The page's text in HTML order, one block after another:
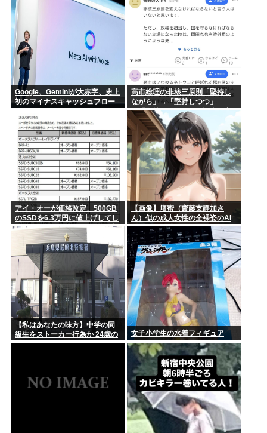
Google、Geminiが大赤字、史上
初のマイナスキャッシュフロー
高市総理の非核三原則「堅持し
ながら」→「堅持しつつ」
→「堅持しており」。記者が変
化を発見し追及
アイ・オーが価格改定、500GB
のSSDを6.3万円に値上げしてし
まう 元の値段3.4万からほぼ2倍
の地獄へ
【画像】壇蜜（齋藤支靜加さ
ん）似の成人女性の全裸姿のAI
イラストを貼るぞ！おぱーい！
おへそ！マン毛！【秋田県出
身】
【私はあなたの味方】中学の同
級生をストーカー行為か 24歳の
女を逮捕 男性の自宅に唐揚げや
女子小学生の水着フィギュア